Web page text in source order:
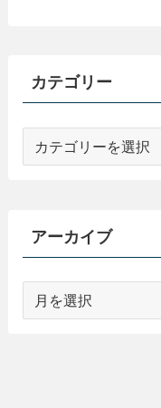
カテゴリー
ーアーカイブ